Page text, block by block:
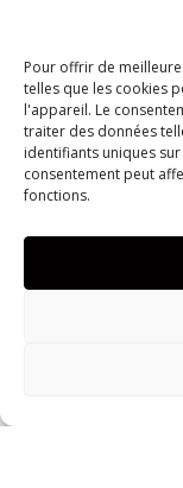
Pour offrir de
telles que les cookies
l'appareil. Le
traiter des données
identifiants uniques
consentement peut
fonctions.